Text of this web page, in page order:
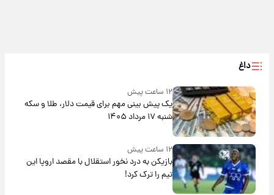
داغ
۱۲ ساعت پیش
یک پیش ‌بینی مهم برای قیمت دلار، طلا و سکه
شنبه ۱۷ مرداد ۱۴۰۵
۱۲ ساعت پیش
بازیکن به درد نخور استقلال با مقصد اروپا این
تیم را ترک کرد!